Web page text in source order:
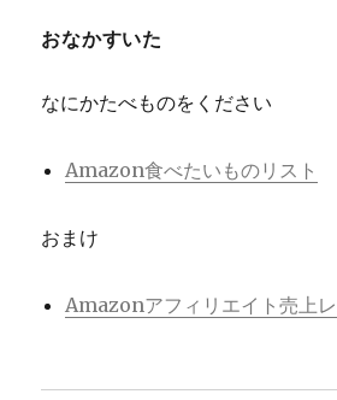
おなかすいた
なにかたべものをください
Amazon食べたいものリスト
おまけ
Amazonアフィリエイト売上レ